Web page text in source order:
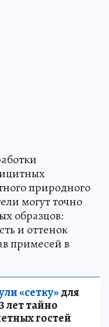
природного
могут точно
образцов:
и оттенок
примесей в
«сетку»для
лет тайно
гостей